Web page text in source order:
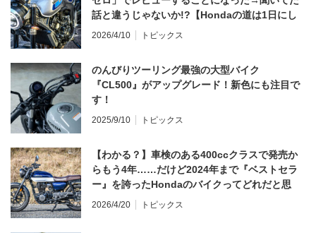
話と違うじゃないか!?【Hondaの道は1日にし
てならず／CB1000F ①第一印象 編】
2026/4/10 トピックス
のんびりツーリング最強の大型バイク
『CL500』がアップグレード！新色にも注目で
す！
2025/9/10 トピックス
【わかる？】車検のある400ccクラスで発売か
らもう4年……だけど2024年まで『ベストセラ
ー』を誇ったHondaのバイクってどれだと思
う？
2026/4/20 トピックス